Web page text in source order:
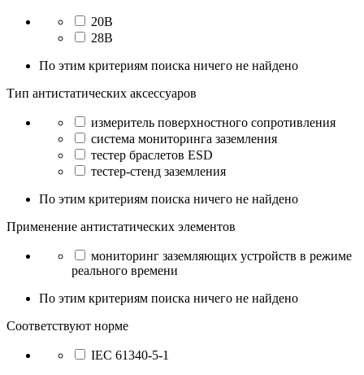
20В
28В
По этим критериям поиска ничего не найдено
Тип антистатических аксессуаров
измеритель поверхностного сопротивления
система мониторинга заземления
тестер браслетов ESD
тестер-стенд заземления
По этим критериям поиска ничего не найдено
Применение антистатических элементов
мониторинг заземляющих устройств в режиме
реального времени
По этим критериям поиска ничего не найдено
Соответствуют норме
IEC 61340-5-1